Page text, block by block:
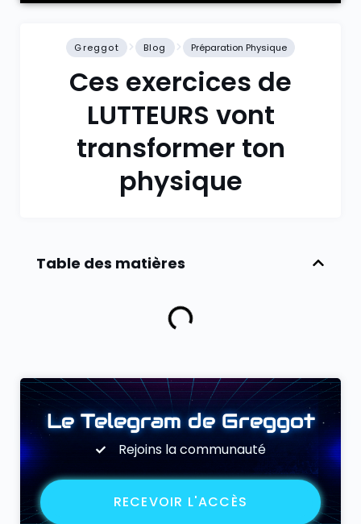
Greggot Blog Préparation Physique
Ces exercices de
LUTTEURS vont
transformer ton
physique
Table des matières
Le Telegram de Greggot
Rejoins la communauté
RECEVOIR L'ACCÈS